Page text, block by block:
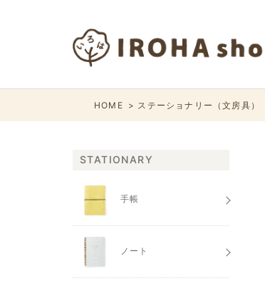
HOME ステーショナリー（文房具）
STATIONARY
手帳
ノート